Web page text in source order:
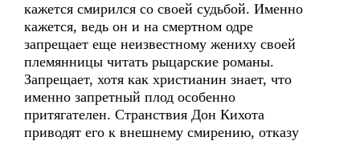
кажется смирился со своей судьбой. Именно
кажется, ведь он и на смертном одре
запрещает еще неизвестному жениху своей
племянницы читать рыцарские романы.
Запрещает, хотя как христианин знает, что
именно запретный плод особенно
притягателен. Странствия Дон Кихота
приводят его к внешнему смирению, отказу